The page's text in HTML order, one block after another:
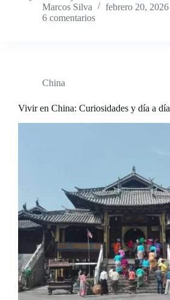
Marcos Silva
febrero 20, 2026
6 comentarios
China
Vivir en China: Curiosidades y día a día